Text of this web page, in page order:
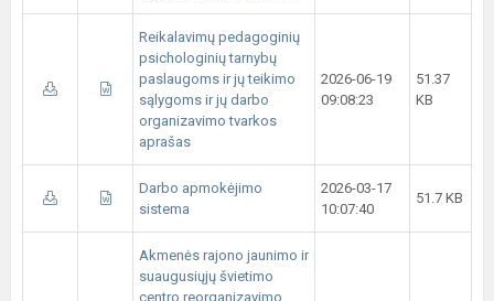
Reikalavimų pedagoginių
psichologinių tarnybų
paslaugoms ir jų teikimo
sąlygoms ir jų darbo
organizavimo tvarkos
aprašas
2026-06-19
09:08:23
51.37
KB
Darbo apmokėjimo
sistema
2026-03-17
10:07:40
51.7 KB
Akmenės rajono jaunimo ir
suaugusiųjų švietimo
centro reorganizavimo